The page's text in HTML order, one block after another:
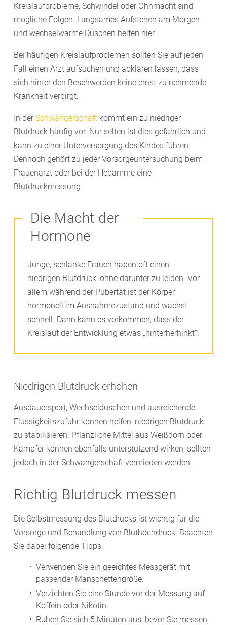
Die Wahl des Medikaments hängt vom Einzelfall ab.
Wichtig ist, dass die Einnahme regelmäßig erfolgt, um
Kreislaufprobleme, Schwindel oder Ohnmacht sind
mögliche Folgen. Langsames Aufstehen am Morgen
und wechselwarme Duschen helfen hier.
Bei häufigen Kreislaufproblemen sollten Sie auf jeden
Fall einen Arzt aufsuchen und abklären lassen, dass
sich hinter den Beschwerden keine ernst zu nehmende
Krankheit verbirgt.
In der Schwangerschaft kommt ein zu niedriger
Blutdruck häufig vor. Nur selten ist dies gefährlich und
kann zu einer Unterversorgung des Kindes führen.
Dennoch gehört zu jeder Vorsorgeuntersuchung beim
Frauenarzt oder bei der Hebamme eine
Blutdruckmessung.
Die Macht der
Hormone
Junge, schlanke Frauen haben oft einen
niedrigen Blutdruck, ohne darunter zu leiden. Vor
allem während der Pubertät ist der Körper
hormonell im Ausnahmezustand und wächst
schnell. Dann kann es vorkommen, dass der
Kreislauf der Entwicklung etwas „hinterherhinkt“.
Niedrigen Blutdruck erhöhen
Ausdauersport, Wechselduschen und ausreichende
Flüssigkeitszufuhr können helfen, niedrigen Blutdruck
zu stabilisieren. Pflanzliche Mittel aus Weißdorn oder
Kampfer können ebenfalls unterstützend wirken, sollten
jedoch in der Schwangerschaft vermieden werden.
Richtig Blutdruck messen
Die Selbstmessung des Blutdrucks ist wichtig für die
Vorsorge und Behandlung von Bluthochdruck. Beachten
Sie dabei folgende Tipps:
Verwenden Sie ein geeichtes Messgerät mit
passender Manschettengröße.
Verzichten Sie eine Stunde vor der Messung auf
Koffein oder Nikotin.
Ruhen Sie sich 5 Minuten aus, bevor Sie messen.